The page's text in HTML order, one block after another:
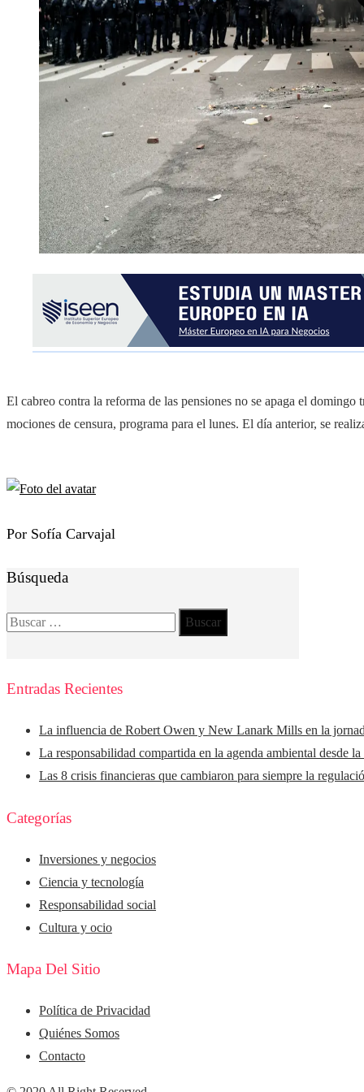
El cabreo contra la reforma de las pensiones no se apaga el
mociones de censura, programa para el lunes. El día anterior, se
Por Sofía Carvajal
Búsqueda
Buscar:
Entradas Recientes
La influencia de Robert Owen y New Lanark Mills en la
La responsabilidad compartida en la agenda ambiental desde
Las 8 crisis financieras que cambiaron para siempre la
Categorías
Inversiones y negocios
Ciencia y tecnología
Responsabilidad social
Cultura y ocio
Mapa Del Sitio
Política de Privacidad
Quiénes Somos
Contacto